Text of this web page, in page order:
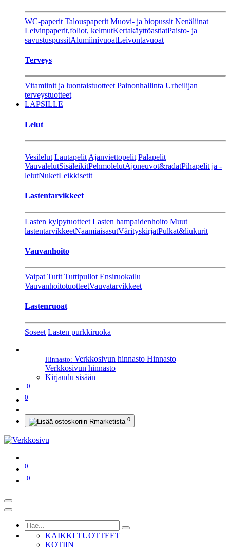
WC-paperit Talouspaperit Muovi- ja biopussit Nenäliinat
Leivinpaperit,foliot, kelmutKertakäyttöastiatPaisto- ja
savustuspussitAlumiinivuoatLeivontavuoat
Terveys
Vitamiinit ja luontaistuotteet Painonhallinta Urheilijan
terveystuotteet
LAPSILLE
Lelut
Vesilelut Lautapelit Ajanviettopelit Palapelit
VauvalelutSisäleikitPehmolelutAjoneuvot&radatPihapelit ja -
lelutNuketLeikkisetit
Lastentarvikkeet
Lasten kylpytuotteet Lasten hampaidenhoito Muut
lastentarvikkeetNaamiaisasutVärityskirjatPulkat&liukurit
Vauvanhoito
Vaipat Tutit Tuttipullot Ensiruokailu
VauvanhoitotuotteetVauvatarvikkeet
Lastenruoat
Soseet Lasten purkkiruoka
Hinnasto: Verkkosivun hinnasto Hinnasto
Verkkosivun hinnasto
Kirjaudu sisään
0
0
0
0
0
KAIKKI TUOTTEET
KOTIIN